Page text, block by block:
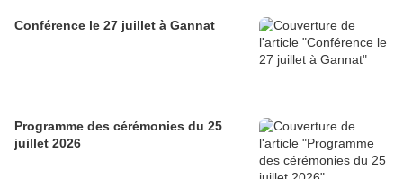
Conférence le 27 juillet à Gannat
Programme des cérémonies du 25
juillet 2026